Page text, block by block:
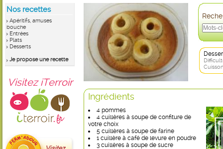
Nos recettes
Apéritifs, amuses
bouche
Entrées
Plats
Desserts
Je propose une recette
Visitez iTerroir
Ingrédients
4 pommes
4 cuillères à soupe de confiture de
votre choix
5 cuillères à soupe de farine
1 cuillère à café de levure en poudre
3 cuillères à soupe de sucre